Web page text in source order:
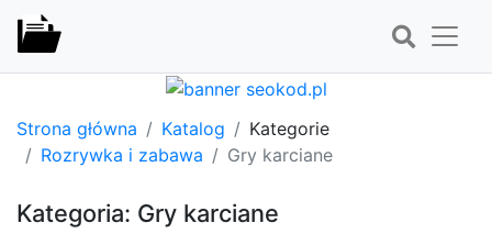
Strona główna Katalog
Kategorie
Rozrywka i zabawa
Gry karciane
Kategoria: Gry karciane